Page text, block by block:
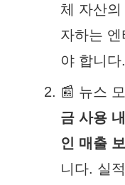
체 자산
자하는
야 합니다.
📰 뉴스
금 사용
인 매출
니다. 실